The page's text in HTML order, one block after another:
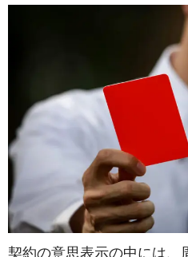
契約の意思表示の中には、